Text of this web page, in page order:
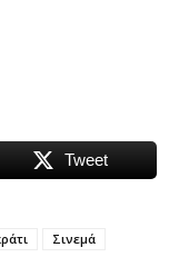
Tweet
Σινεμά